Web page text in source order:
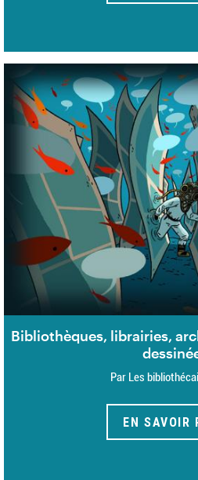
Bibliothèques, librairies,
Par Les
EN SAVOIR